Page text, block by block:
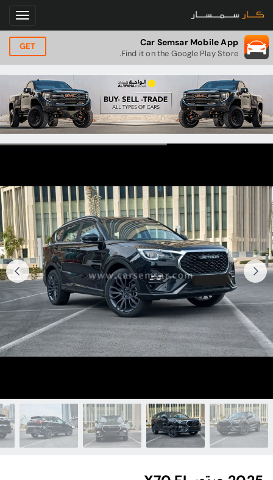
Car Semsar Mobile App
Find it on the Google Play Store.
GET